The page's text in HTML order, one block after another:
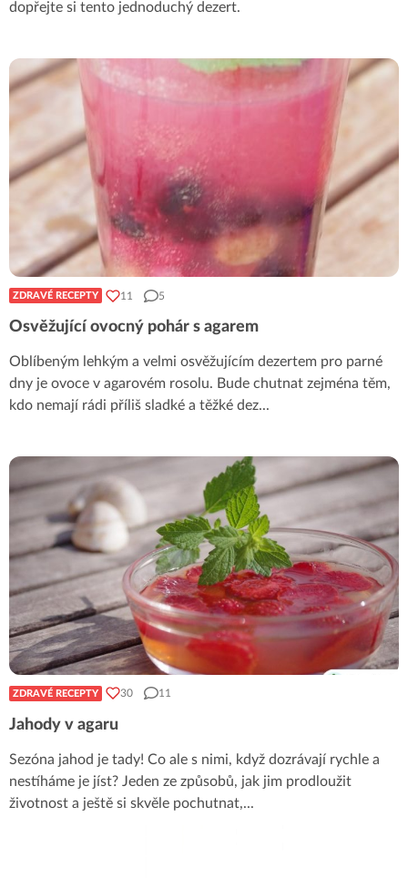
dopřejte si tento jednoduchý dezert.
ZDRAVÉ RECEPTY 11 5
Osvěžující ovocný pohár s agarem
Oblíbeným lehkým a velmi osvěžujícím dezertem pro parné
dny je ovoce v agarovém rosolu. Bude chutnat zejména těm,
kdo nemají rádi příliš sladké a těžké dez...
ZDRAVÉ RECEPTY 30 11
Jahody v agaru
Sezóna jahod je tady! Co ale s nimi, když dozrávají rychle a
nestíháme je jíst? Jeden ze způsobů, jak jim prodloužit
životnost a ještě si skvěle pochutnat,...